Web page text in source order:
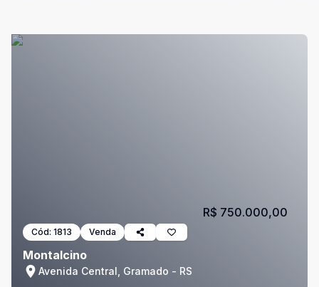
Cód: 1813 Venda
Montalcino
Avenida Central, Gramado - RS
R$ 750.000,00